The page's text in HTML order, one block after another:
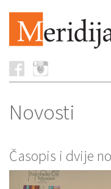
Novosti
Časopis i dvije